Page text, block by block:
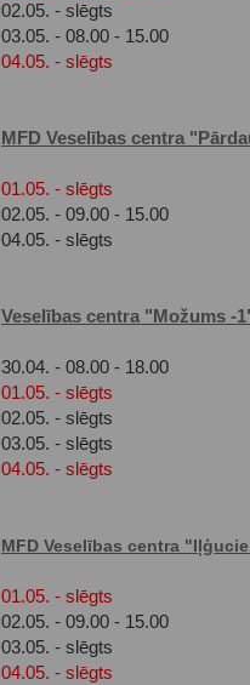
02.05. - slēgts
03.05. - 08.00 - 15.00
04.05. - slēgts
MFD Veselības centra
01.05. - slēgts
02.05. - 09.00 - 15.00
04.05. - slēgts
Veselības centra "Možums -
30.04. - 08.00 - 18.00
01.05. - slēgts
02.05. - slēgts
03.05. - slēgts
04.05. - slēgts
MFD Veselības centra
01.05. - slēgts
02.05. - 09.00 - 15.00
03.05. - slēgts
04.05. - slēgts